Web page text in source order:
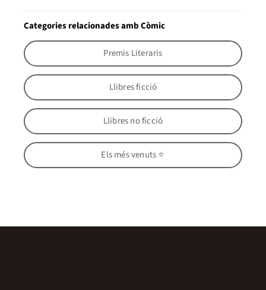
Categories relacionades amb Còmic
Premis Literaris
Llibres ficció
Llibres no ficció
Els més venuts ⭐